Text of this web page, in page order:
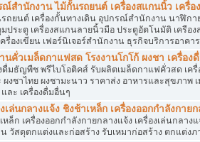
ณ์สำนักงาน ไม้กั้นรถยนต์ เครื่องสแกนนิ้ว เครื่อ
ถยนต์ เครื่องกั้นทางเดิน อุปกรณ์สำนักงาน นาฬิก
ประตู เครื่องสแกนลายนิ้วมือ ประตูอัตโนมัติ เครือ
ครื่องเขียน เฟอร์นิเจอร์สำนักงาน ธุรกิจบริการอาคา
นคั่วเมล็ดกาแฟสด โรงงานโกโก้ ผงชา เครื่อ
ดื่มธัญพืช พรีไบโอติคส์ รับผลิตเมล็ดกาแฟคั่วสด เค
ผงชาไทย ผงชามะนาว ราคาส่ง อาหารและสุขภาพ
และ เครื่องดื่มอื่นๆ
เล่นกลางแจ้ง ชิงช้าเหล็ก เครื่องออกกำลังกาย
หล็ก เครื่องออกกำลังกายกลางแจ้ง เครื่องเล่นกลาง
วัสดุตกแต่งและก่อสร้าง รับเหมาก่อสร้าง ตกแต่งภ